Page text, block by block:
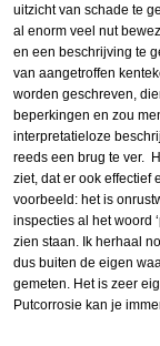
uitzicht van schade te
al enorm veel nut
en een beschrijving te
van aangetroffen
worden geschreven,
beperkingen en zou
interpretatieloze
reeds een brug te ver.
ziet, dat er ook effectief
voorbeeld: het is
inspecties al het woord
zien staan. Ik herhaal
dus buiten de eigen
gemeten. Het is zeer
Putcorrosie kan je